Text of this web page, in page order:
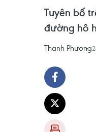
Tuyên bố
đường hô
Thanh Phương